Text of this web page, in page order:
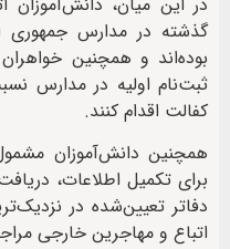
گذشته در مدارس جمهوری
بوده‌اند و همچنین
ثبت‌نام اولیه در مدارس
کفالت اقدام کنند.
همچنین دانش‌آموزان
برای تکمیل اطلاعات،
دفاتر تعیین‌شده در
اتباع و مهاجرین خارجی